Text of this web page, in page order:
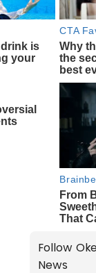
Follow
News